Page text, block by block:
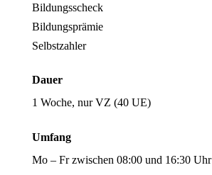
Bildungsscheck
Bildungsprämie
Selbstzahler
Dauer
1 Woche, nur VZ (40 UE)
Umfang
Mo – Fr zwischen 08:00 und 16:30 Uhr